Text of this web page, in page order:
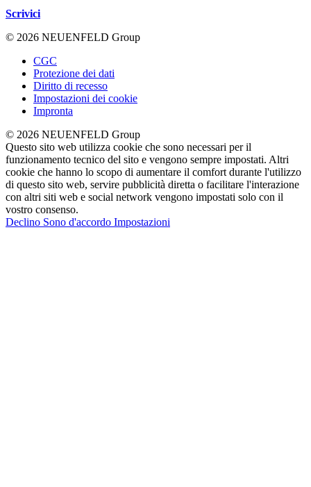
Scrivici
© 2026 NEUENFELD Group
CGC
Protezione dei dati
Diritto di recesso
Impostazioni dei cookie
Impronta
© 2026 NEUENFELD Group
Questo sito web utilizza cookie che sono necessari per il
funzionamento tecnico del sito e vengono sempre impostati. Altri
cookie che hanno lo scopo di aumentare il comfort durante l'utilizzo
di questo sito web, servire pubblicità diretta o facilitare l'interazione
con altri siti web e social network vengono impostati solo con il
vostro consenso.
Declino Sono d'accordo Impostazioni